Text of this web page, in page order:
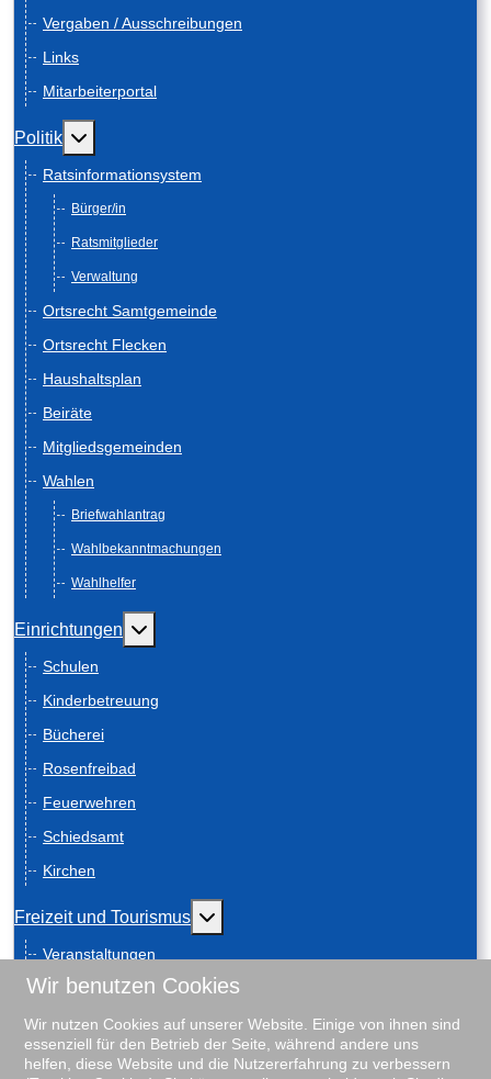
Vergaben / Ausschreibungen
Links
Mitarbeiterportal
Politik Weitere Informationen: Politik
Ratsinformationsystem
Bürger/in
Ratsmitglieder
Verwaltung
Ortsrecht Samtgemeinde
Ortsrecht Flecken
Haushaltsplan
Beiräte
Mitgliedsgemeinden
Wahlen
Briefwahlantrag
Wahlbekanntmachungen
Wahlhelfer
Einrichtungen Weitere Informationen: Einrichtungen
Schulen
Kinderbetreuung
Bücherei
Rosenfreibad
Feuerwehren
Schiedsamt
Kirchen
Freizeit und Tourismus Weitere Informationen: Freizeit und
Veranstaltungen
Anreise
Geschichte
Schiebenscheeten
Wir benutzen Cookies
Wir nutzen Cookies auf unserer Website. Einige von ihnen sind
essenziell für den Betrieb der Seite, während andere uns
helfen, diese Website und die Nutzererfahrung zu verbessern